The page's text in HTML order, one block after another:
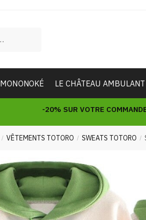
MONONOKÉ LE CHÂTEAU AMBULANT
-20% SUR VOTRE
/ VÊTEMENTS TOTORO / SWEATS TOTORO /